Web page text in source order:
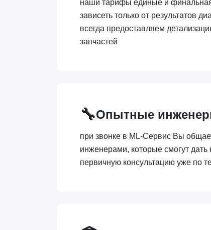
наши тарифы единые и финальная
зависеть только от результатов
всегда предоставляем
запчастей
🔧Опытные
при звонке в ML-Сервис Вы
инженерами, которые смогут
первичную консультацию уже по